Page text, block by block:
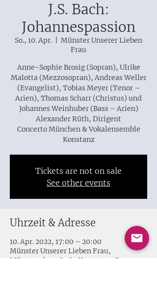
J.S. Bach:
Johannespassion
So., 10. Apr.
Münster Unserer Lieben
Frau
Anne-Sophie Brosig (Sopran), Ulrike
Malotta (Mezzosopran), Andreas Weller
(Evangelist), Tobias Meyer (Tenor –
Arien), Thomas Scharr (Christus) und
Johannes Weinhuber (Bass – Arien)
Alexander Rüth, Dirigent
Concerto München & Vokalensemble
Konstanz
Tickets are not on sale
See other events
Uhrzeit & Adresse
10. Apr. 2022, 17:00 – 20:00
Münster Unserer Lieben Frau,
Münsterpl. 1, 78462 Konstanz, Germany